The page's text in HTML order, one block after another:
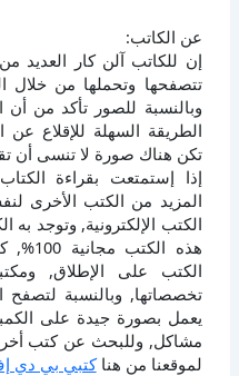
عن الكاتب:
إن للكاتب آلن كار العديد
تتصفحها وتحملها من خلال
وبالنسبة للصور تأكد من
الطريقة السهلة للإقلاع
تكن هناك صورة لا تنسى أن
إذا إستمتعت بقراءة
المزيد من الكتب الأخرى
الكتب الإلكترونية, وتوجد به
هذه
الكتب على الإطلاق,
يعمل بصورة جيدة على
مشاكل, وللبحث عن كتب
لموقعنا من هناكتبي بي دي